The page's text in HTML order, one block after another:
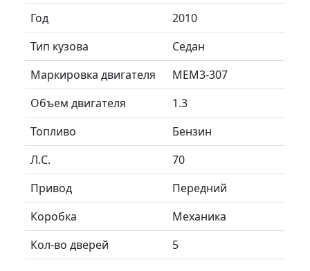
Год
2010
Тип кузова
Седан
Маркировка двигателя
MEM3-307
Объем двигателя
1.3
Топливо
Бензин
Л.C.
70
Привод
Передний
Коробка
Механика
Кол-во дверей
5